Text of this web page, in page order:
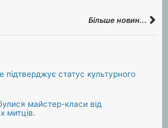
Більше новин...
підтверджує статус культурного
майстер-класи від
митців.